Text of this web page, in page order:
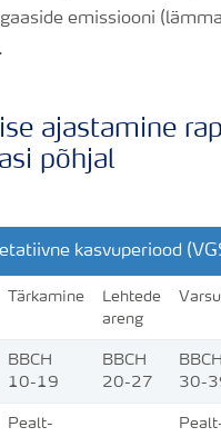
emissiooni
ajastamine
põhjal
kasvuperiood
Tärkamine
Lehtede
areng
BBCH
10-19
BBCH
20-27
BBCH
30-
Pealt-